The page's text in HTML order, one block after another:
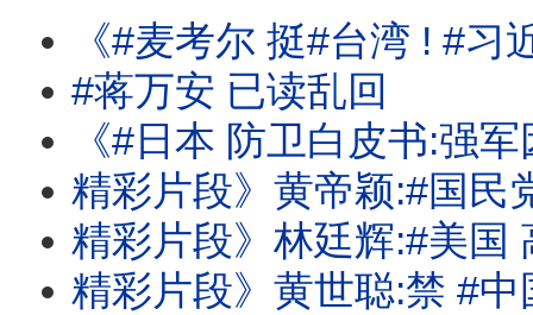
《#麦考尔 挺#台湾 ! #习近平 国师:#台湾 没有下一次的选举!
#蒋万安 已读乱回
《#日本 防卫白皮书:强军因应#中俄 威胁!#麦考尔 :#中国 武统#台湾
精彩片段》黄帝颖:#国民党
精彩片段》林廷辉:#美国 高科
精彩片段》黄世聪:禁 #中国 当然